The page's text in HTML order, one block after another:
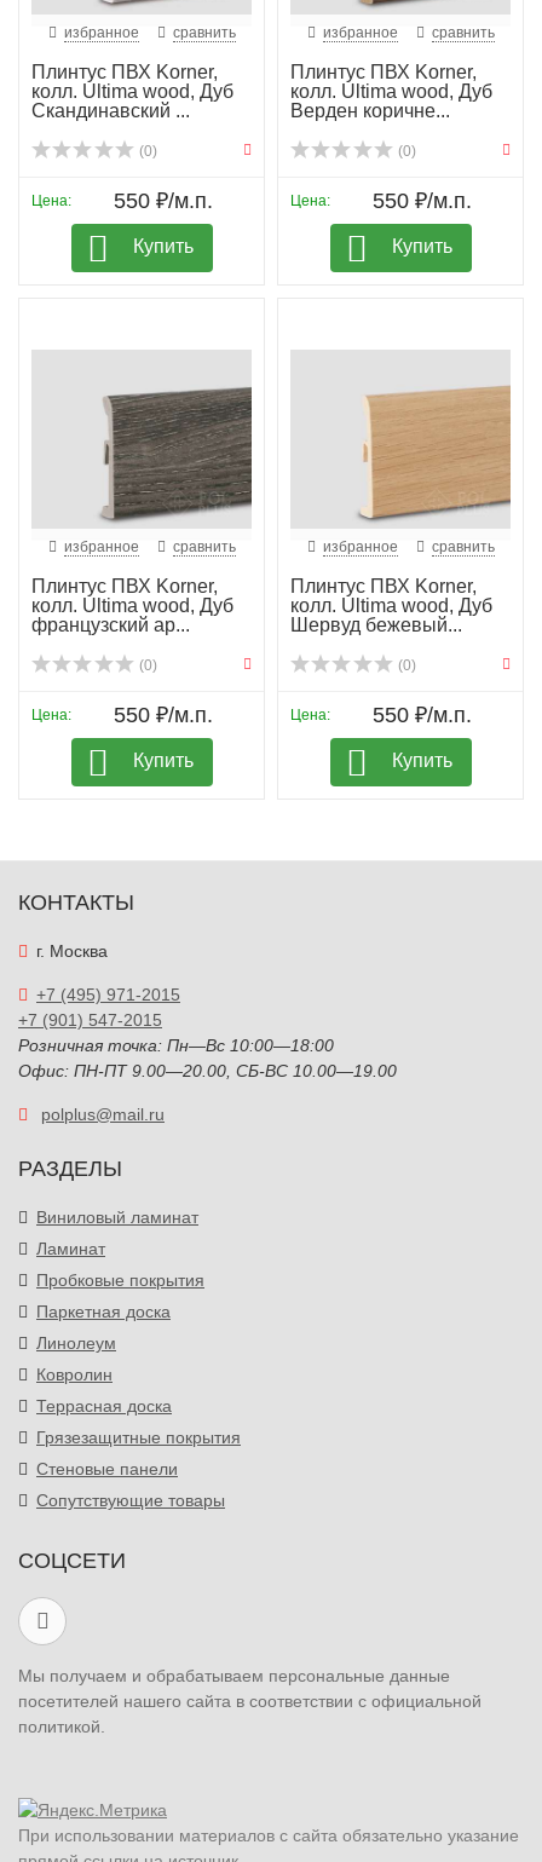
избранное сравнить
Плинтус ПВХ Korner,
колл. Ultima wood, Дуб
Скандинавский ...
(0)
Цена: 550 ₽/м.п.
Купить
избранное сравнить
Плинтус ПВХ Korner,
колл. Ultima wood, Дуб
Верден коричне...
(0)
Цена: 550 ₽/м.п.
Купить
избранное сравнить
Плинтус ПВХ Korner,
колл. Ultima wood, Дуб
французский ар...
(0)
Цена: 550 ₽/м.п.
Купить
избранное сравнить
Плинтус ПВХ Korner,
колл. Ultima wood, Дуб
Шервуд бежевый...
(0)
Цена: 550 ₽/м.п.
Купить
КОНТАКТЫ
г. Москва
+7 (495) 971-2015
+7 (901) 547-2015
Розничная точка: Пн—Вс 10:00—18:00
Офис: ПН-ПТ 9.00—20.00, СБ-ВС 10.00—19.00
polplus@mail.ru
РАЗДЕЛЫ
Виниловый ламинат
Ламинат
Пробковые покрытия
Паркетная доска
Линолеум
Ковролин
Террасная доска
Грязезащитные покрытия
Стеновые панели
Сопутствующие товары
СОЦСЕТИ
Мы получаем и обрабатываем персональные данные
посетителей нашего сайта в соответствии с официальной
политикой.
При использовании материалов с сайта обязательно указание